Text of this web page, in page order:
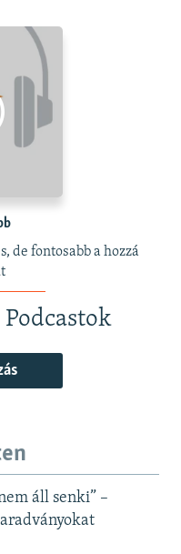
de fontosabb a hozzá
áll senki” –